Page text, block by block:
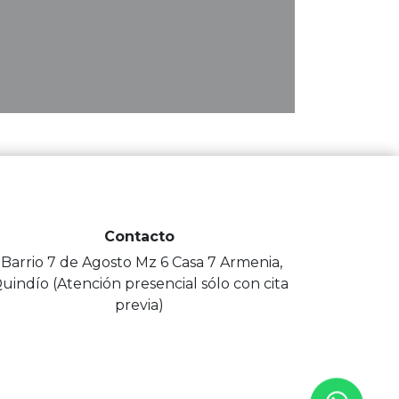
Contacto
7 de Agosto Mz 6 Casa 7 Armenia,
(Atención presencial sólo con cita
previa)